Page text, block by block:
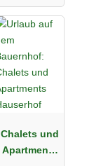
Chalets und
Apartments